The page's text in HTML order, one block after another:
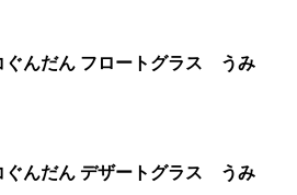
ノラネコぐんだん フロートグラス うみ
ノラネコぐんだん デザートグラス うみ